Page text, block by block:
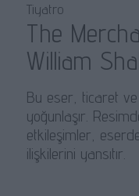
Tiyatro
The
William
Bu eser, ticaret
yoğunlaşır.
etkileşimler,
ilişkilerini yansıtır.